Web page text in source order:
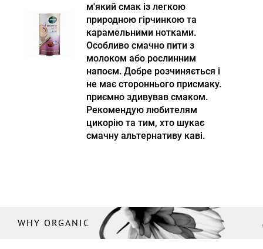
м'який смак із легкою
природною гірчинкою та
карамельними нотками.
Особливо смачно пити з
молоком або рослинним
напоєм. Добре розчиняється і
не має стороннього присмаку.
приємно здивував смаком.
Рекомендую любителям
цикорію та тим, хто шукає
смачну альтернативу каві.
WHY ORGANIC